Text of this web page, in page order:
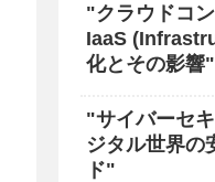
"クラウドコ
IaaS
化とその影響"
"サイバーセ
ジタル世界の
ド"